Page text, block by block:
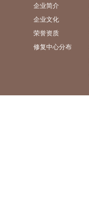
企业简介
企业文化
荣誉资质
修复中心分布